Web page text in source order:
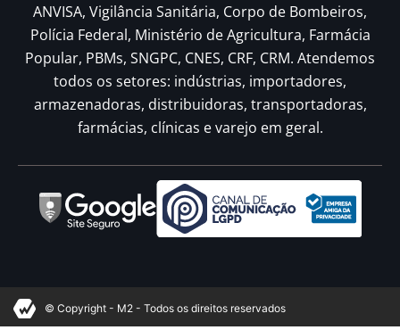
ANVISA, Vigilância Sanitária, Corpo de Bombeiros,
Polícia Federal, Ministério de Agricultura, Farmácia
Popular, PBMs, SNGPC, CNES, CRF, CRM. Atendemos
todos os setores: indústrias, importadores,
armazenadoras, distribuidoras, transportadoras,
farmácias, clínicas e varejo em geral.
© Copyright - M2 - Todos os direitos reservados